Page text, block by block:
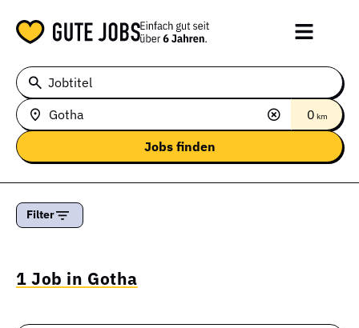
Jobtitel
0 km
Filter
1 Job in Gotha